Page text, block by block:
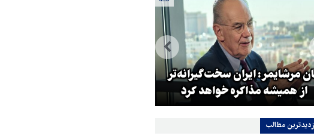
مرشایمر: ایران سخت‌گیرانه‌تر
از همیشه مذاکره خواهد کرد
مطالب